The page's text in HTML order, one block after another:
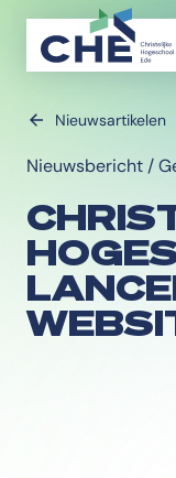
Nieuwsartikelen
Nieuwsbericht /